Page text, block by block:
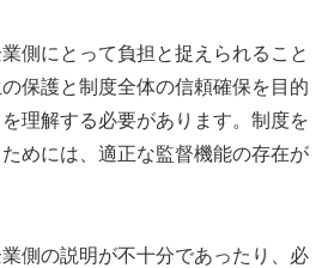
側にとって負担と捉えられること
保護と制度全体の信頼確保を目的
理解する必要があります。制度を
めには、適正な監督機能の存在が
側の説明が不十分であったり、必